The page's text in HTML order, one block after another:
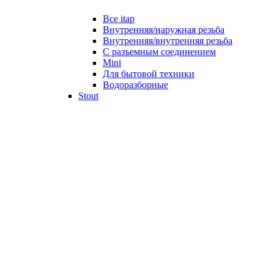
Все itap
Внутренняя/наружная резьба
Внутренняя/внутренняя резьба
С разъемным соединением
Mini
Для бытовой техники
Водоразборные
Stout